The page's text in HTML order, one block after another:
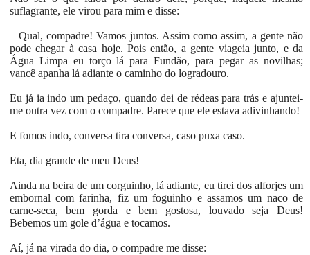
suflagrante, ele virou para mim e disse:
– Qual, compadre! Vamos juntos. Assim como assim, a gente não
pode chegar à casa hoje. Pois então, a gente viageia junto, e da
Água Limpa eu torço lá para Fundão, para pegar as novilhas;
vancê apanha lá adiante o caminho do logradouro.
Eu já ia indo um pedaço, quando dei de rédeas para trás e ajuntei-
me outra vez com o compadre. Parece que ele estava adivinhando!
E fomos indo, conversa tira conversa, caso puxa caso.
Eta, dia grande de meu Deus!
Ainda na beira de um corguinho, lá adiante, eu tirei dos alforjes um
embornal com farinha, fiz um foguinho e assamos um naco de
carne-seca, bem gorda e bem gostosa, louvado seja Deus!
Bebemos um gole d’água e tocamos.
Aí, já na virada do dia, o compadre me disse: